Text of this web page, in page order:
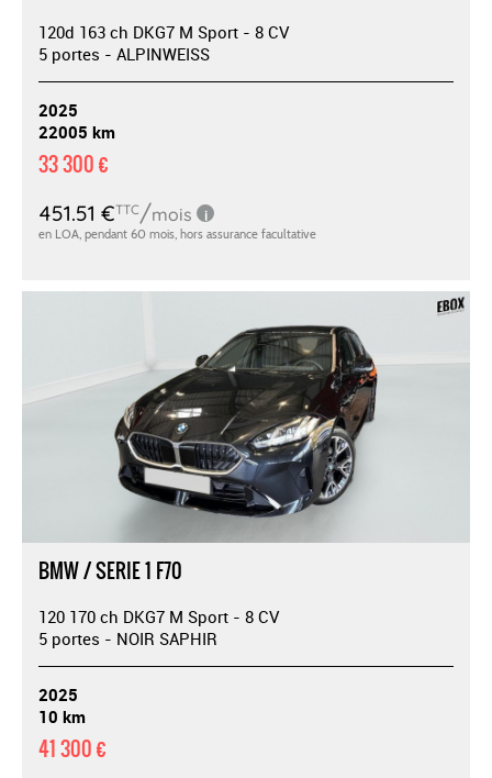
120d 163 ch DKG7 M Sport - 8 CV
5 portes - ALPINWEISS
2025
22005 km
33 300 €
BMW / SERIE 1 F70
120 170 ch DKG7 M Sport - 8 CV
5 portes - NOIR SAPHIR
2025
10 km
41 300 €